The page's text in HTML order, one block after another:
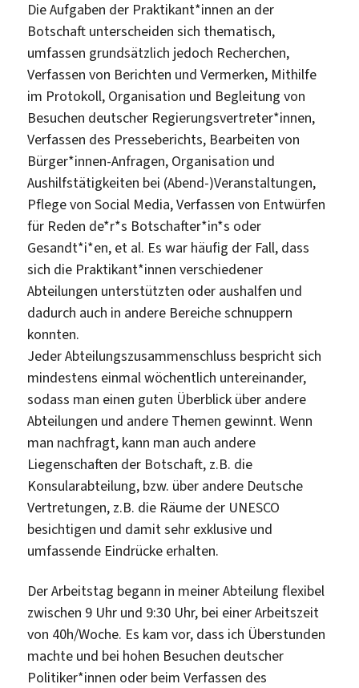
Die Aufgaben der Praktikant*innen an der
Botschaft unterscheiden sich thematisch,
umfassen grundsätzlich jedoch Recherchen,
Verfassen von Berichten und Vermerken, Mithilfe
im Protokoll, Organisation und Begleitung von
Besuchen deutscher Regierungsvertreter*innen,
Verfassen des Presseberichts, Bearbeiten von
Bürger*innen-Anfragen, Organisation und
Aushilfstätigkeiten bei (Abend-)Veranstaltungen,
Pflege von Social Media, Verfassen von Entwürfen
für Reden de*r*s Botschafter*in*s oder
Gesandt*i*en, et al. Es war häufig der Fall, dass
sich die Praktikant*innen verschiedener
Abteilungen unterstützten oder aushalfen und
dadurch auch in andere Bereiche schnuppern
konnten.
Jeder Abteilungszusammenschluss bespricht sich
mindestens einmal wöchentlich untereinander,
sodass man einen guten Überblick über andere
Abteilungen und andere Themen gewinnt. Wenn
man nachfragt, kann man auch andere
Liegenschaften der Botschaft, z.B. die
Konsularabteilung, bzw. über andere Deutsche
Vertretungen, z.B. die Räume der UNESCO
besichtigen und damit sehr exklusive und
umfassende Eindrücke erhalten.
Der Arbeitstag begann in meiner Abteilung flexibel
zwischen 9 Uhr und 9:30 Uhr, bei einer Arbeitszeit
von 40h/Woche. Es kam vor, dass ich Überstunden
machte und bei hohen Besuchen deutscher
Politiker*innen oder beim Verfassen des